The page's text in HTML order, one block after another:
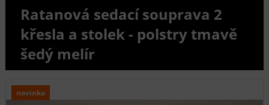
Ratanová sedací souprava 2
křesla a stolek - polstry tmavě
šedý melír
novinka